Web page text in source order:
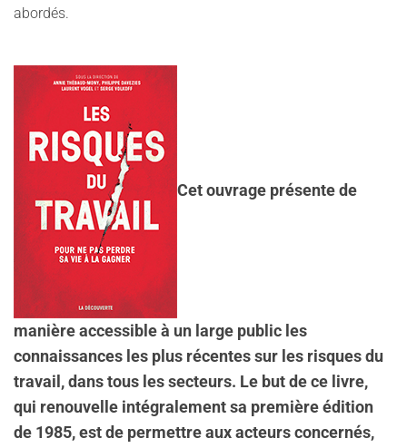
abordés.
Cet ouvrage présente de
manière accessible à un large public les
connaissances les plus récentes sur les risques du
travail, dans tous les secteurs. Le but de ce livre,
qui renouvelle intégralement sa première édition
de 1985, est de permettre aux acteurs concernés,